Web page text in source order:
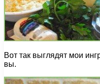
Вот так выглядят мои
вы.